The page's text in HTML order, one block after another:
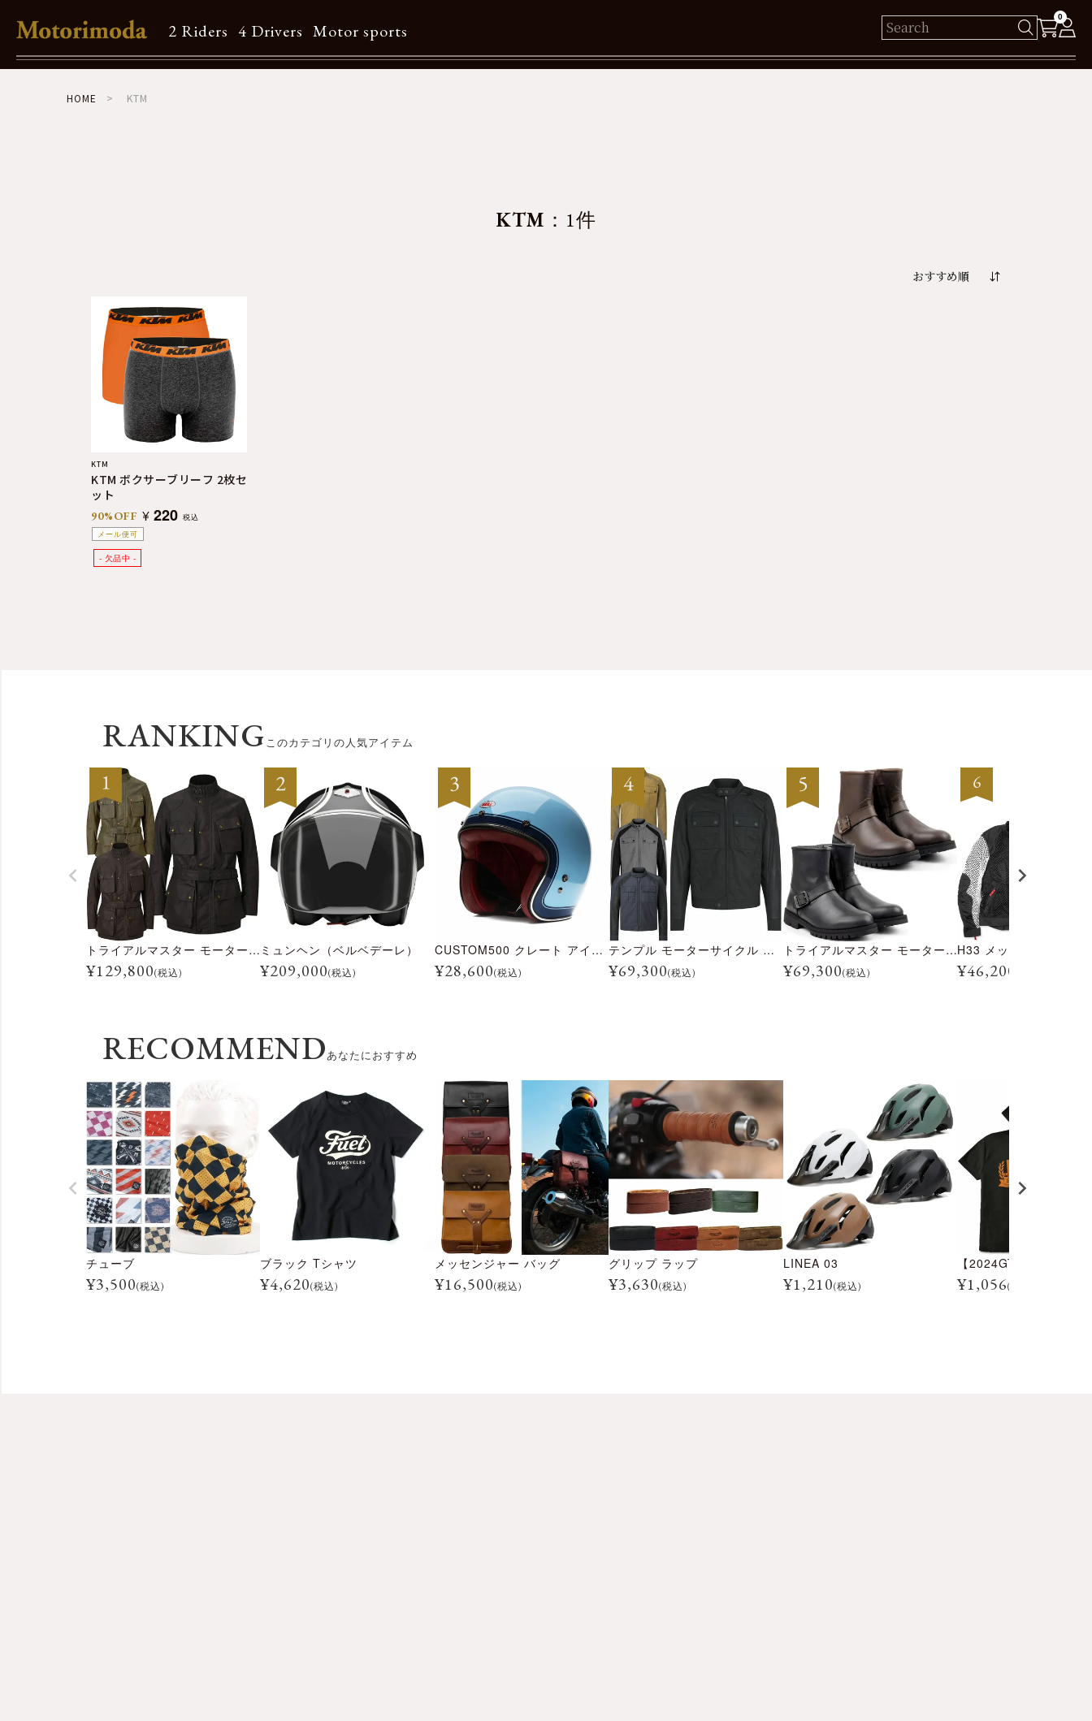
2 Riders 4 Drivers Motor sports
0
Shop Info
ご利用ガイド
よくある質問
HOME KTM
KTM ：1件
メール便可
KTM
KTM ボクサーブリーフ 2枚セ
ット
90%OFF ¥ 220 税込
RANKINGこのカテゴリの人気アイテム
トライアルマスター モーターサイクル ジャケット
¥129,800(税込)
ミュンヘン（ベルベデーレ）
¥209,000(税込)
CUSTOM500 クレート アイスブルー
¥28,600(税込)
テンプル モーターサイクル ジャケット
¥69,300(税込)
トライアルマスター モーターサイクル ブーツ
¥69,300(税込)
H33 メッシュジャケッ
¥46,200
RECOMMENDあなたにおすすめ
チューブ
¥3,500(税込)
ブラック Tシャツ
¥4,620(税込)
メッセンジャー バッグ
¥16,500(税込)
グリップ ラップ
¥3,630(税込)
LINEA 03
¥1,210(税込) ¥1,056(税込)